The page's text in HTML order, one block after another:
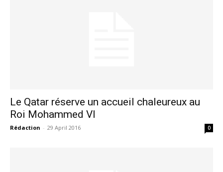
Le Qatar réserve un accueil chaleureux au
Roi Mohammed VI
Rédaction - 29 April 2016 0